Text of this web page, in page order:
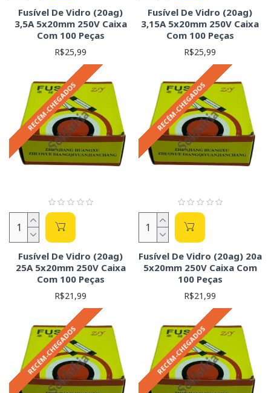
Fusível De Vidro (20ag)
3,5A 5x20mm 250V Caixa
Com 100 Peças
R$25,99
Fusível De Vidro (20ag)
3,15A 5x20mm 250V Caixa
Com 100 Peças
R$25,99
RECÉM-CHEGADOS
Fusível De Vidro (20ag)
25A 5x20mm 250V Caixa
Com 100 Peças
R$21,99
RECÉM-CHEGADOS
Fusível De Vidro (20ag) 20a
5x20mm 250V Caixa Com
100 Peças
R$21,99
RECÉM-CHEGADOS RECÉM-CHEGADOS